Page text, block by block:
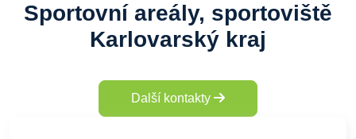
Sportovní areály, sportoviště
Karlovarský kraj
Další kontakty